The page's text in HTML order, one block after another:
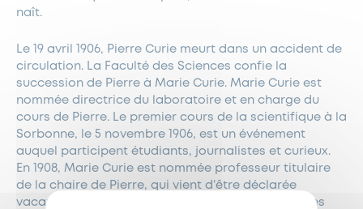
naît.
Le 19 avril 1906, Pierre Curie meurt dans un accident de
circulation. La Faculté des Sciences confie la
succession de Pierre à Marie Curie. Marie Curie est
nommée directrice du laboratoire et en charge du
cours de Pierre. Le premier cours de la scientifique à la
Sorbonne, le 5 novembre 1906, est un événement
auquel participent étudiants, journalistes et curieux.
En 1908, Marie Curie est nommée professeur titulaire
de la chaire de Pierre, qui vient d’être déclarée
vacante. Elle est la première femme professeur des